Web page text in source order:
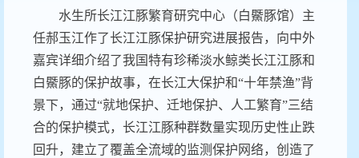
水生所长江江豚繁育研究中心（白鱀豚馆）主
任郝玉江作了长江江豚保护研究进展报告，向中外
嘉宾详细介绍了我国特有珍稀淡水鲸类长江江豚和
白鱀豚的保护故事，在长江大保护和“十年禁渔”背
景下，通过“就地保护、迁地保护、人工繁育”三结
合的保护模式，长江江豚种群数量实现历史性止跌
回升，建立了覆盖全流域的监测保护网络，创造了